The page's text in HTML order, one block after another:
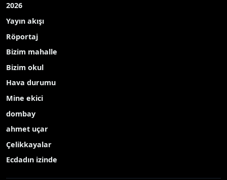
2026
Yayın akışı
Röportaj
Bizim mahalle
Bizim okul
Hava durumu
Mine ekici
dombay
ahmet uçar
Çelikkayalar
Ecdadın izinde